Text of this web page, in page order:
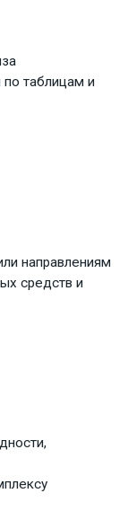
таблицам и
направлениям
средств и